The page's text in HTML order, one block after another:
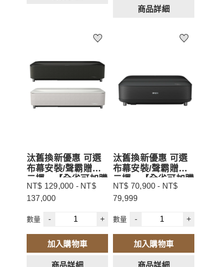
商品詳細
汰舊換新優惠 可選
布幕安裝/聲霸贈品
二擇一【全省可加購
安裝】 EPSON EH-
LS970B EH-
大電視
NT$ 129,000 - NT$
137,000
數量 - +
加入購物車
商品詳細
汰舊換新優惠 可選
布幕安裝/聲霸贈品
二擇一【全省可加購
安裝】 EPSON EH-
LS670B EH-
大電視
NT$ 70,900 - NT$
79,999
數量 - +
加入購物車
商品詳細